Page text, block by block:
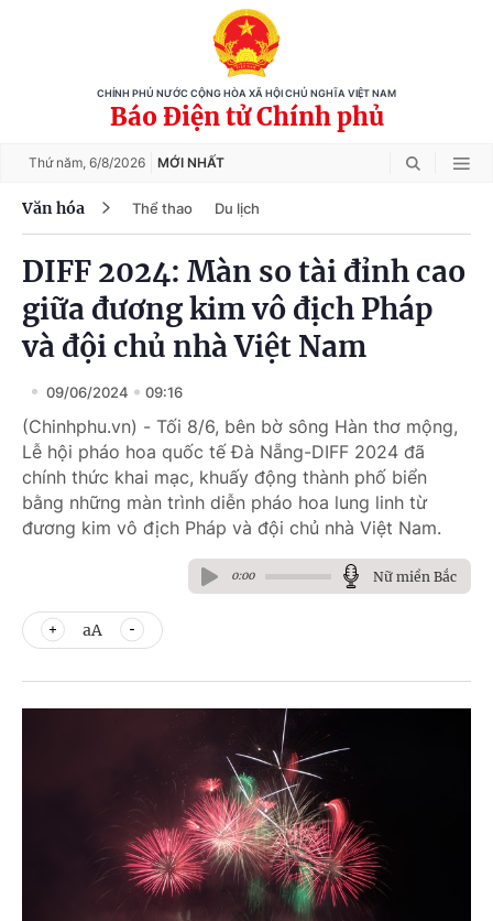
CHÍNH PHỦ NƯỚC CỘNG HÒA XÃ HỘI CHỦ NGHĨA VIỆT NAM
Báo Điện tử Chính phủ
Thứ năm, 6/8/2026 MỚI NHẤT
Văn hóa Thể thao Du lịch
DIFF 2024: Màn so tài đỉnh cao
giữa đương kim vô địch Pháp
và đội chủ nhà Việt Nam
09/06/2024 09:16
(Chinhphu.vn) - Tối 8/6, bên bờ sông Hàn thơ mộng,
Lễ hội pháo hoa quốc tế Đà Nẵng-DIFF 2024 đã
chính thức khai mạc, khuấy động thành phố biển
bằng những màn trình diễn pháo hoa lung linh từ
đương kim vô địch Pháp và đội chủ nhà Việt Nam.
0:00 Nữ miền Bắc
aA